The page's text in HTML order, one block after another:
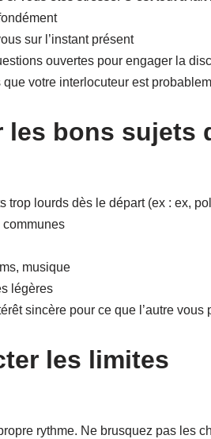
sur l’instant présent
ouvertes pour engager la
votre interlocuteur est
les bons sujets
trop lourds dès le départ (ex : ex,
musique
légères
sincère pour ce que l’autre
les limites
rythme. Ne brusquez pas les